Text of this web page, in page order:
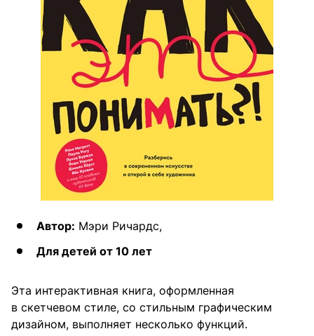
Автор: Мэри Ричардс,
Для детей от 10 лет
Эта интерактивная книга, оформленная
в скетчевом стиле, со стильным графическим
дизайном, выполняет несколько функций.